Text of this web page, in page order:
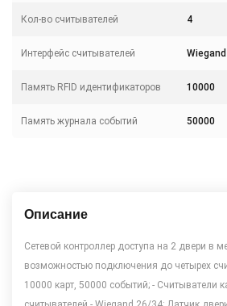
Кол-во считывателей 4
Интерфейс считывателей Wiegand
Память RFID идентификаторов 10000
Память журнала событий 50000
Описание
Сетевой контроллер доступа на 2 двери в
возможностью подключения до четырех
10000 карт, 50000 событий; - Считыватели